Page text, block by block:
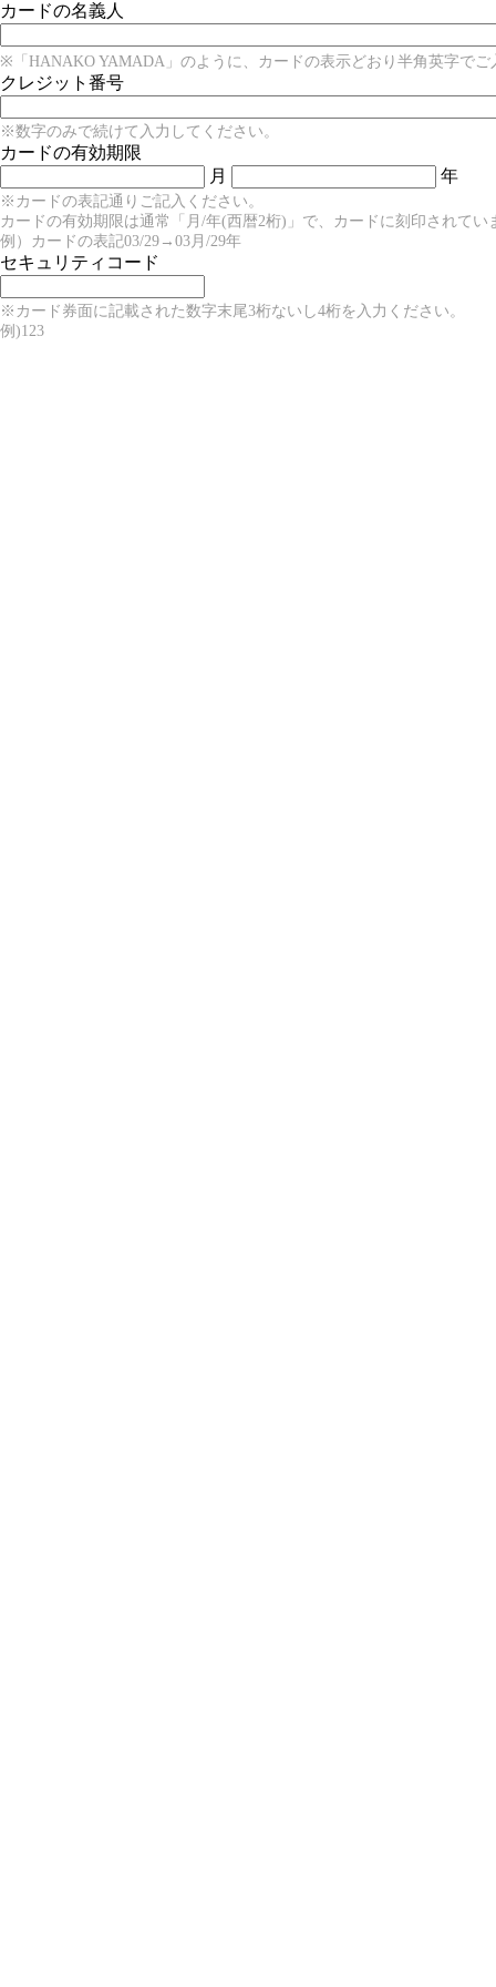
カードの名義人
※「HANAKO YAMADA」のように、カードの表示どおり半角英字でご
クレジット番号
※数字のみで続けて入力してください。
カードの有効期限
月
年
※カードの表記通りご記入ください。
カードの有効期限は通常「月/年(西暦2桁)」で、カードに刻印されてい
例）カードの表記03/29→03月/29年
セキュリティコード
※カード券面に記載された数字末尾3桁ないし4桁を入力ください。
例)123